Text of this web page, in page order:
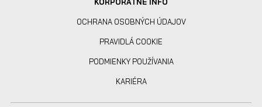
KORPORÁTNE INFO
OCHRANA OSOBNÝCH ÚDAJOV
PRAVIDLÁ COOKIE
PODMIENKY POUŽÍVANIA
KARIÉRA